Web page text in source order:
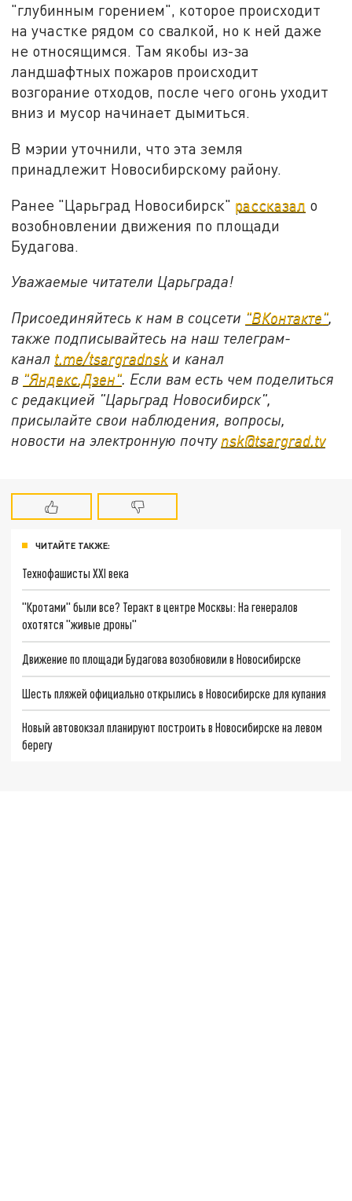
"глубинным горением", которое происходит
на участке рядом со свалкой, но к ней даже
не относящимся. Там якобы из-за
ландшафтных пожаров происходит
возгорание отходов, после чего огонь уходит
вниз и мусор начинает дымиться.
В мэрии уточнили, что эта земля
принадлежит Новосибирскому району.
Ранее "Царьград Новосибирск" рассказал о
возобновлении движения по площади
Будагова.
Уважаемые читатели Царьграда!
Присоединяйтесь к нам в соцсети "ВКонтакте",
также подписывайтесь на наш телеграм-
канал t.me/tsargradnsk и канал
в "Яндекс.Дзен". Если вам есть чем поделиться
с редакцией "Царьград Новосибирск",
присылайте свои наблюдения, вопросы,
новости на электронную почту nsk@tsargrad.tv
ЧИТАЙТЕ ТАКЖЕ:
Технофашисты XXI века
"Кротами" были все? Теракт в центре Москвы: На генералов
охотятся "живые дроны"
Движение по площади Будагова возобновили в Новосибирске
Шесть пляжей официально открылись в Новосибирске для купания
Новый автовокзал планируют построить в Новосибирске на левом
берегу